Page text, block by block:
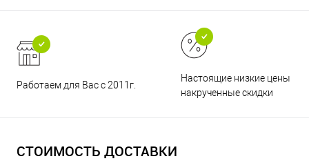
Работаем для Вас с 2011г.
Настоящие низкие цены и
накрученные скидки
СТОИМОСТЬ ДОСТАВКИ